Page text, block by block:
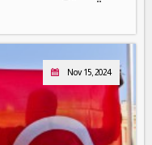
Nov 15, 2024